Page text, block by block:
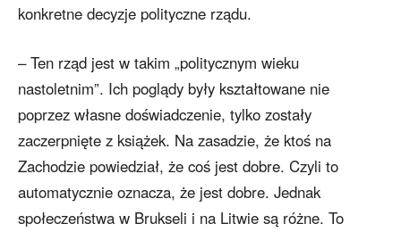
konkretne decyzje polityczne rządu.
– Ten rząd jest w takim „politycznym wieku
nastoletnim”. Ich poglądy były kształtowane nie
poprzez własne doświadczenie, tylko zostały
zaczerpnięte z książek. Na zasadzie, że ktoś na
Zachodzie powiedział, że coś jest dobre. Czyli to
automatycznie oznacza, że jest dobre. Jednak
społeczeństwa w Brukseli i na Litwie są różne. To